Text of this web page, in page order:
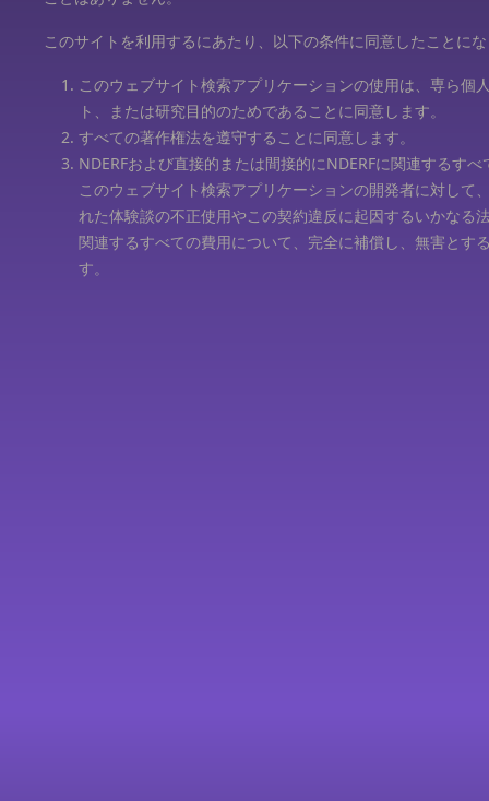
このサイトを利用するにあたり、以下の条件に同意したことに
このウェブサイト検索アプリケーションの使用は、専ら個
ト、または研究目的のためであることに同意します。
すべての著作権法を遵守することに同意します。
NDERFおよび直接的または間接的にNDERFに関連するす
このウェブサイト検索アプリケーションの開発者に対して
れた体験談の不正使用やこの契約違反に起因するいかなる
関連するすべての費用について、完全に補償し、無害とす
す。